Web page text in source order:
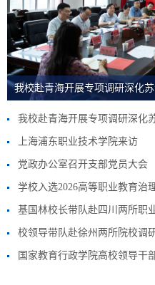
我校赴青海开展专项调研深化
我校赴青海开展专项调研深化
上海浦东职业技术学院来访
党政办公室召开支部党员大会
学校入选2026高等职业教育治
基国林校长带队赴四川两所职
校领导带队赴徐州两所院校调
国家教育行政学院高校领导干